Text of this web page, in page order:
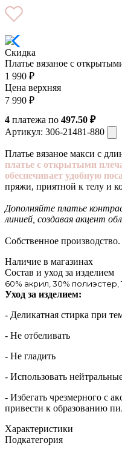
Скидка
Платье вязаное с
1 990 ₽
Цена верхняя
7 990 ₽
4 платежа по 497.50 ₽
Артикул: 306-21481-880
Платье вязаное макси с
платье с открытыми
обеспечивает удобную
пряжи, приятной к телу и
Дополняйте платье
линией, создавая акцент
Собственное
Наличие в магазинах
Состав и уход за изделием
60% акрил, 30% полиэстер,
Уход за изделием:
- Деликатная стирка при
- Не отбеливать
- Не гладить
- Использовать
- Избегать чрезмерного c
привести к образованию
Характеристики
Подкатегория